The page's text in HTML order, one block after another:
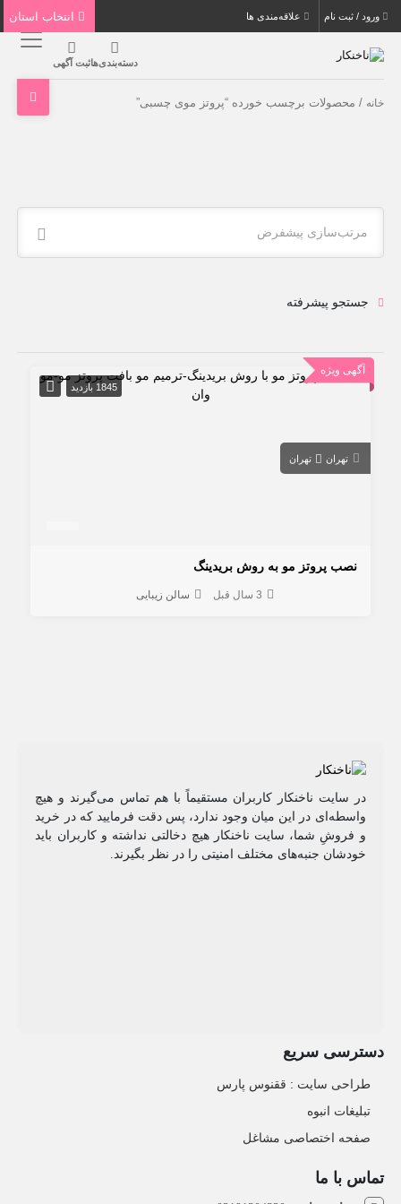
ورود / ثبت نام علاقه‌مندی ها
دسته‌بندی‌هاثبت آگهی
خانه / محصولات برچسب خورده “پروتز موی چسبی”
مرتب‌سازی پیشفرض
جستجو پیشرفته
آگهی ویژه
1845 بازدید
تهران تهران
نصب پروتز مو به روش بریدینگ
3 سال قبل سالن زیبایی
در سایت ناخنکار کاربران مستقیماً با هم تماس می‌گیرند و هیچ
واسطه‌ای در این میان وجود ندارد، پس دقت فرمایید که در خرید
و فروشِ شما، سایت ناخنکار هیچ دخالتی نداشته و کاربران باید
خودشان جنبه‌های مختلف امنیتی را در نظر بگیرند.
دسترسی سریع
طراحی سایت :‌ ققنوس پارس
تبلیغات انبوه
صفحه اختصاصی مشاغل
تماس با ما